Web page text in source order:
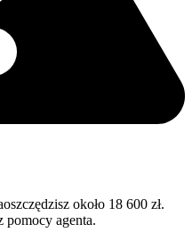
około 18 600 zł.
pomocy agenta.